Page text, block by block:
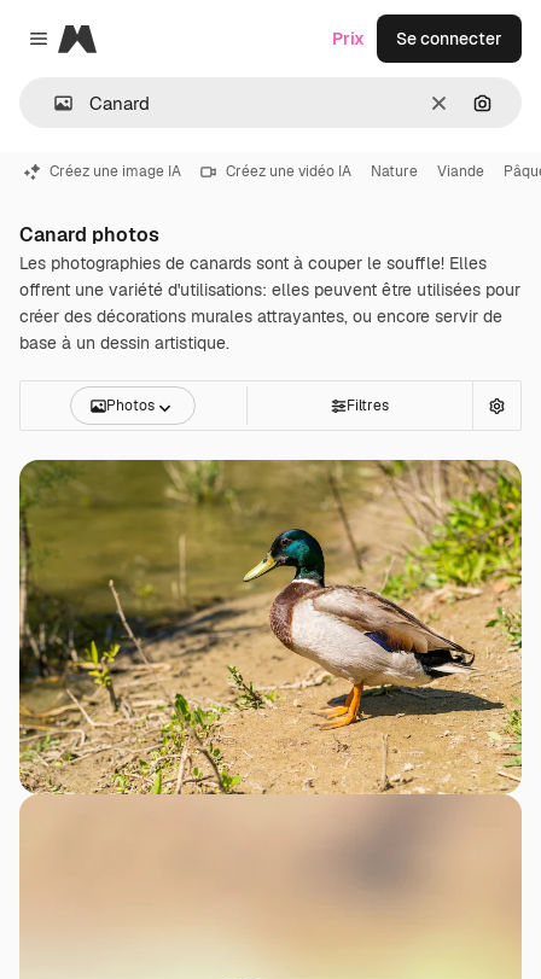
Close menu
Magnific
Effacer
Prix Se connecter
Créez une image IA Créez une vidéo IA Nature Viande
Canard photos
Les photographies de canards sont à couper le souffle! Elles
offrent une variété d'utilisations: elles peuvent être utilisées pour
créer des décorations murales attrayantes, ou encore servir de
base à un dessin artistique.
Photos Filtres